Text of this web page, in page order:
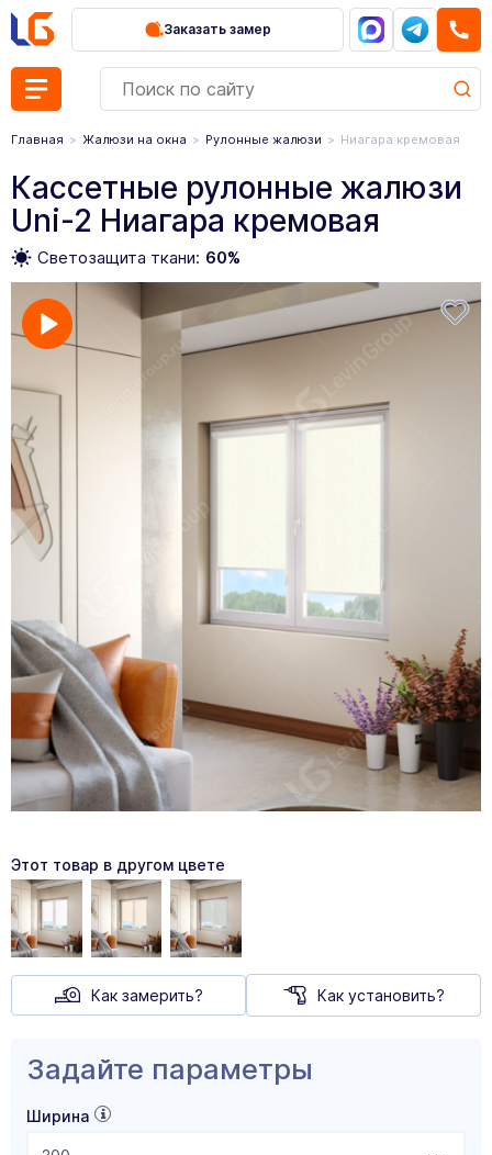
Заказать замер
Главная Жалюзи на окна Рулонные жалюзи Ниагара кремовая
Кассетные рулонные жалюзи
Uni-2 Ниагара кремовая
Светозащита ткани: 60%
Этот товар в другом цвете
Как замерить? Как установить?
Задайте параметры
Ширина